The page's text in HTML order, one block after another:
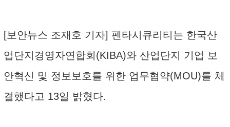
[보안뉴스 조재호 기자] 펜타시큐리티는 한국산
업단지경영자연합회(KIBA)와 산업단지 기업 보
안혁신 및 정보보호를 위한 업무협약(MOU)를 체
결했다고 13일 밝혔다.